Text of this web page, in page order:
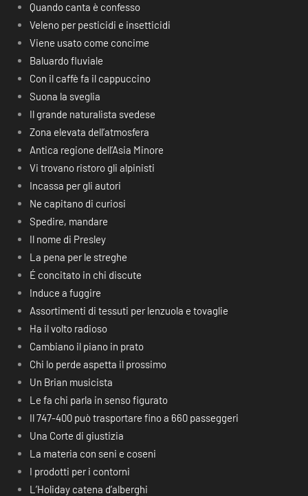
Quando canta è confesso
Veleno per pesticidi e insetticidi
Viene usato come concime
Baluardo fluviale
Con il caffè fa il cappuccino
Suona la sveglia
Il grande naturalista svedese
Zona elevata dell’atmosfera
Antica regione dell’Asia Minore
Vi trovano ristoro gli alpinisti
Incassa per gli autori
Ne capitano di curiosi
Spedire, mandare
Il nome di Presley
La pena per le streghe
É concitato in chi discute
Induce a fuggire
Assortimenti di tessuti per lenzuola e tovaglie
Ha il volto radioso
Cambiano il piano in prato
Chi lo perde aspetta il prossimo
Un Brian musicista
Le fa chi parla in senso figurato
Il 747-400 può trasportare fino a 660 passeggeri
Una Corte di giustizia
La materia con seni e coseni
I prodotti per i contorni
L’Holiday catena d’alberghi